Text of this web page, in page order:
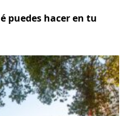
puedes hacer en tu